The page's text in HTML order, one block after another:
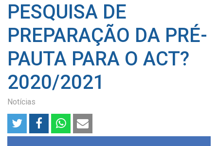
PESQUISA DE
PREPARAÇÃO DA PRÉ-
PAUTA PARA O ACT?
2020/2021
Notícias